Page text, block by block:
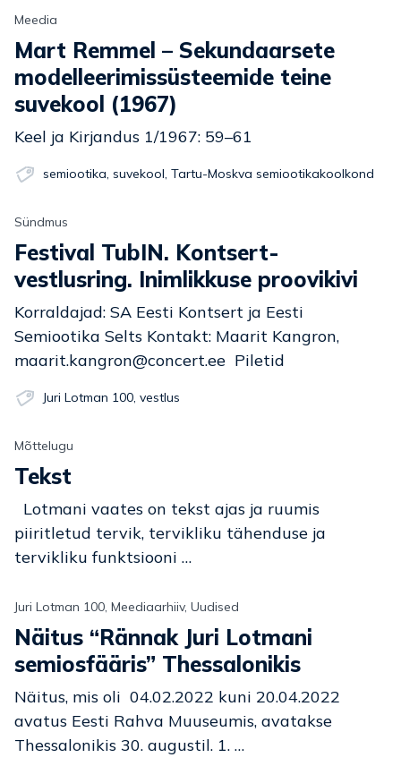
Meedia
Mart Remmel – Sekundaarsete
modelleerimissüsteemide teine
suvekool (1967)
Keel ja Kirjandus 1/1967: 59–61
semiootika, suvekool, Tartu-Moskva semiootikakoolkond
Sündmus
Festival TubIN. Kontsert-
vestlusring. Inimlikkuse proovikivi
Korraldajad: SA Eesti Kontsert ja Eesti
Semiootika Selts Kontakt: Maarit Kangron,
maarit.kangron@concert.ee Piletid
Juri Lotman 100, vestlus
Mõttelugu
Tekst
Lotmani vaates on tekst ajas ja ruumis
piiritletud tervik, tervikliku tähenduse ja
tervikliku funktsiooni …
Juri Lotman 100, Meediaarhiiv, Uudised
Näitus “Rännak Juri Lotmani
semiosfääris” Thessalonikis
Näitus, mis oli 04.02.2022 kuni 20.04.2022
avatus Eesti Rahva Muuseumis, avatakse
Thessalonikis 30. augustil. 1. …